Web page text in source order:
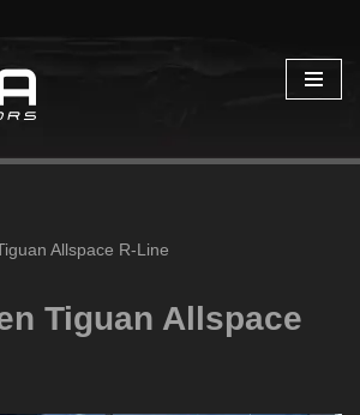
Allspace R-Line
Tiguan Allspace